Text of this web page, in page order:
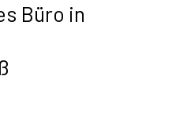
Büro in